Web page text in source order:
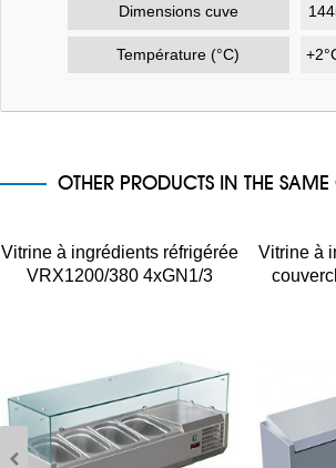
Dimensions cuve
Température (°C)
OTHER PRODUCTS IN THE
Vitrine à ingrédients réfrigérée
VRX1200/380 4xGN1/3
Vitrine à